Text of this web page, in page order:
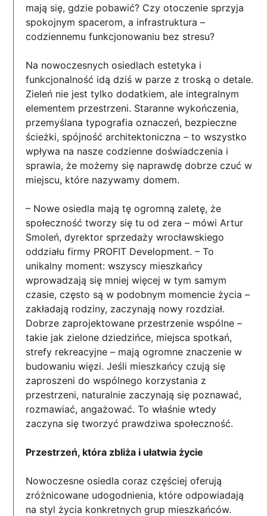
mają się, gdzie pobawić? Czy otoczenie sprzyja
spokojnym spacerom, a infrastruktura –
codziennemu funkcjonowaniu bez stresu?
Na nowoczesnych osiedlach estetyka i
funkcjonalność idą dziś w parze z troską o detale.
Zieleń nie jest tylko dodatkiem, ale integralnym
elementem przestrzeni. Staranne wykończenia,
przemyślana typografia oznaczeń, bezpieczne
ścieżki, spójność architektoniczna – to wszystko
wpływa na nasze codzienne doświadczenia i
sprawia, że możemy się naprawdę dobrze czuć w
miejscu, które nazywamy domem.
– Nowe osiedla mają tę ogromną zaletę, że
społeczność tworzy się tu od zera – mówi Artur
Smoleń, dyrektor sprzedaży wrocławskiego
oddziału firmy PROFIT Development. – To
unikalny moment: wszyscy mieszkańcy
wprowadzają się mniej więcej w tym samym
czasie, często są w podobnym momencie życia –
zakładają rodziny, zaczynają nowy rozdział.
Dobrze zaprojektowane przestrzenie wspólne –
takie jak zielone dziedzińce, miejsca spotkań,
strefy rekreacyjne – mają ogromne znaczenie w
budowaniu więzi. Jeśli mieszkańcy czują się
zaproszeni do wspólnego korzystania z
przestrzeni, naturalnie zaczynają się poznawać,
rozmawiać, angażować. To właśnie wtedy
zaczyna się tworzyć prawdziwa społeczność.
Przestrzeń, która zbliża i ułatwia życie
Nowoczesne osiedla coraz częściej oferują
zróżnicowane udogodnienia, które odpowiadają
na styl życia konkretnych grup mieszkańców.